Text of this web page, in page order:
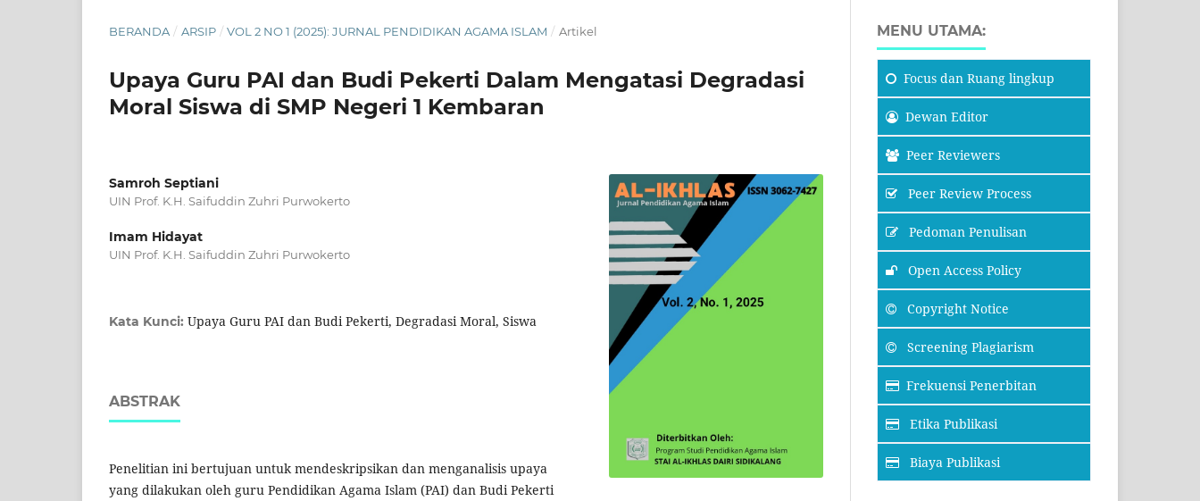
BERANDA / ARSIP / VOL 2 NO 1 (2025): JURNAL PENDIDIKAN AGAMA ISLAM / Artikel
Upaya Guru PAI dan Budi Pekerti Dalam Mengatasi Degradasi
Moral Siswa di SMP Negeri 1 Kembaran
Samroh Septiani
UIN Prof. K.H. Saifuddin Zuhri Purwokerto
Imam Hidayat
UIN Prof. K.H. Saifuddin Zuhri Purwokerto
Kata Kunci: Upaya Guru PAI dan Budi Pekerti, Degradasi Moral, Siswa
ABSTRAK
Penelitian ini bertujuan untuk mendeskripsikan dan menganalisis upaya
yang dilakukan oleh guru Pendidikan Agama Islam (PAI) dan Budi Pekerti
MENU UTAMA:
Focus dan Ruang lingkup
Dewan Editor
Peer Reviewers
Peer Review Process
Pedoman Penulisan
Open Access Policy
Copyright Notice
Screening Plagiarism
Frekuensi Penerbitan
Etika Publikasi
Biaya Publikasi